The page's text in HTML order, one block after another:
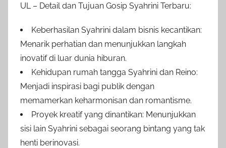
UL – Detail dan Tujuan Gosip Syahrini Terbaru:
Keberhasilan Syahrini dalam bisnis kecantikan:
Menarik perhatian dan menunjukkan langkah
inovatif di luar dunia hiburan.
Kehidupan rumah tangga Syahrini dan Reino:
Menjadi inspirasi bagi publik dengan
memamerkan keharmonisan dan romantisme.
Proyek kreatif yang dinantikan: Menunjukkan
sisi lain Syahrini sebagai seorang bintang yang tak
henti berinovasi.